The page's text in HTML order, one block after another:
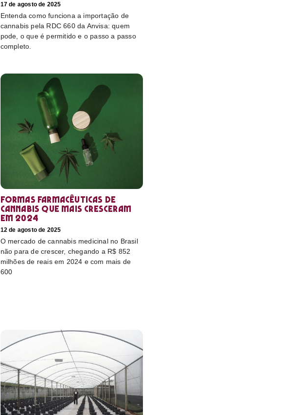
17 de agosto de 2025
Entenda como funciona a importação de
cannabis pela RDC 660 da Anvisa: quem
pode, o que é permitido e o passo a passo
completo.
Formas farmacêuticas de
cannabis que mais cresceram
em 2024
12 de agosto de 2025
O mercado de cannabis medicinal no Brasil
não para de crescer, chegando a R$ 852
milhões de reais em 2024 e com mais de
600